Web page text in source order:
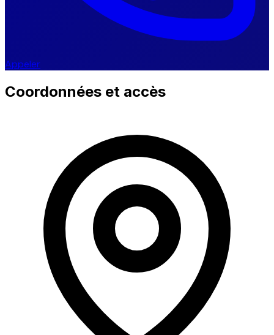
Appeler
Coordonnées et accès